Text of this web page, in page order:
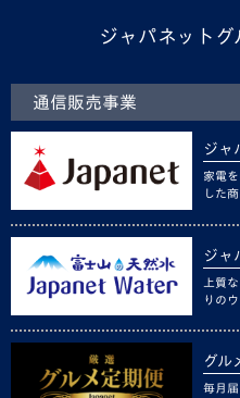
ジャパネットグ
通信販売事業
ジャ
家電
した
ジャ
上質
りの
グル
毎月